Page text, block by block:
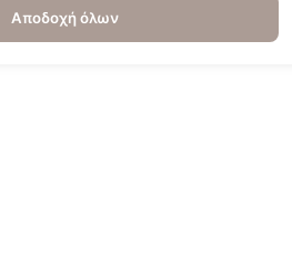
Αποδοχή όλων